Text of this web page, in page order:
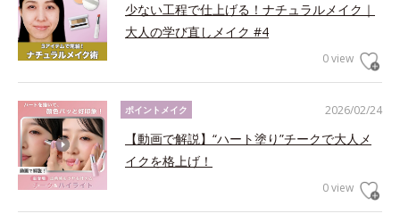
少ない工程で仕上げる！ナチュラルメイク｜
大人の学び直しメイク #4
0 view
2026/02/24
ポイントメイク
【動画で解説】“ハート塗り”チークで大人メ
イクを格上げ！
0 view